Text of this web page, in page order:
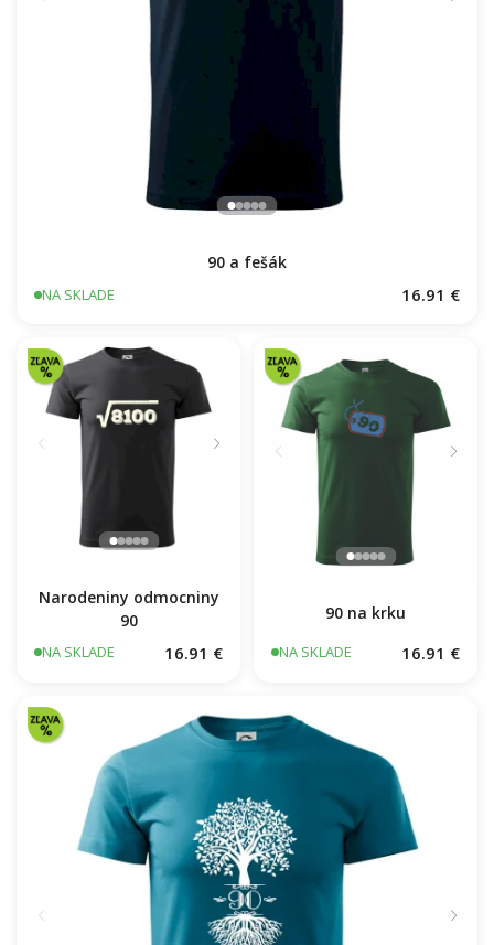
90 a fešák
NA SKLADE 16.91 €
Narodeniny odmocniny
90
NA SKLADE 16.91 €
90 na krku
NA SKLADE 16.91 €